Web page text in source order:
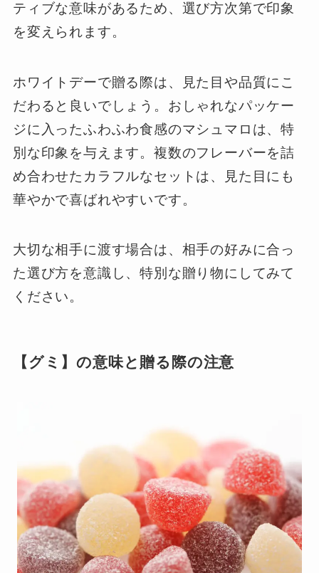
ティブな意味があるため、選び方次第で印象
を変えられます。
ホワイトデーで贈る際は、見た目や品質にこ
だわると良いでしょう。おしゃれなパッケー
ジに入ったふわふわ食感のマシュマロは、特
別な印象を与えます。複数のフレーバーを詰
め合わせたカラフルなセットは、見た目にも
華やかで喜ばれやすいです。
大切な相手に渡す場合は、相手の好みに合っ
た選び方を意識し、特別な贈り物にしてみて
ください。
【グミ】の意味と贈る際の注意